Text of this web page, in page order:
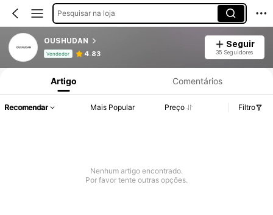
Pesquisar na loja
OUSHUDAN
Vendedor 4.83
Seguir
35 Seguidores
Informações do Produto: Divulgação de Preço, Vendas e Detalhes de Stock.
Artigo Comentários
Recomendar Mais Popular Preço Filtro
Nenhum artigo encontrado.
Por favor tente outras opções.